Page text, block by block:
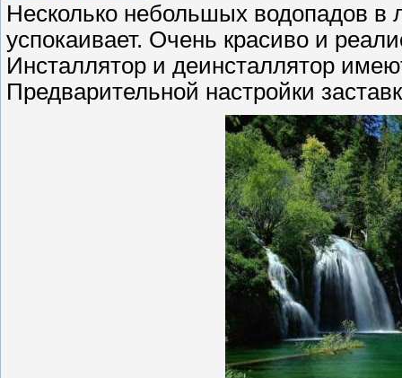
Несколько небольшых водопадов в
успокаивает. Очень красиво и
Инсталлятор и деинсталлятор
Предварительной настройки